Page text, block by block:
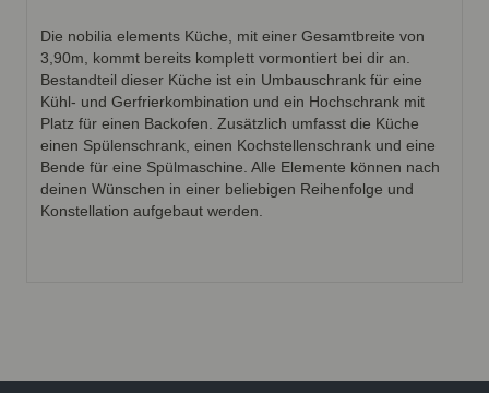
Die nobilia elements Küche, mit einer Gesamtbreite von
3,90m, kommt bereits komplett vormontiert bei dir an.
Bestandteil dieser Küche ist ein Umbauschrank für eine
Kühl- und Gerfrierkombination und ein Hochschrank mit
Platz für einen Backofen. Zusätzlich umfasst die Küche
einen Spülenschrank, einen Kochstellenschrank und eine
Bende für eine Spülmaschine. Alle Elemente können nach
deinen Wünschen in einer beliebigen Reihenfolge und
Konstellation aufgebaut werden.